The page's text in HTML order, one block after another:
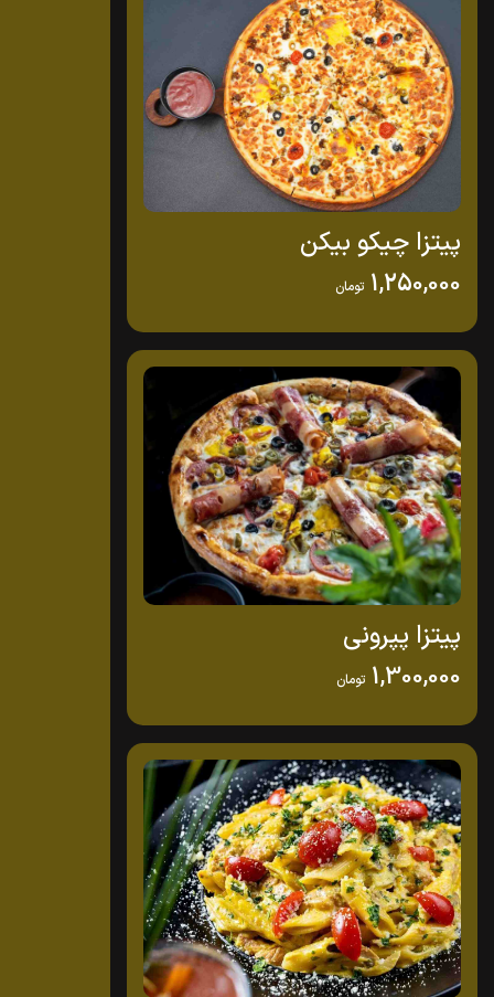
پیتزا چیکو بیکن
1,250,000 تومان
پیتزا پپرونی
1,300,000 تومان